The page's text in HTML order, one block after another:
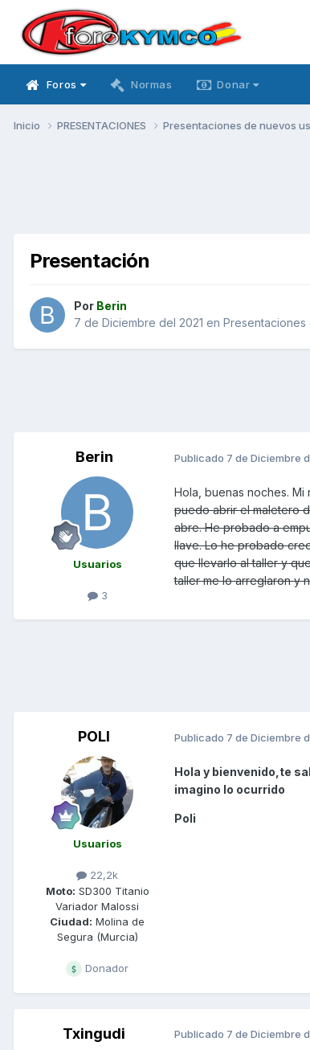
Foros Normas Donar
Inicio PRESENTACIONES Presentaciones de nuevos
Presentación
Por Berin
7 de Diciembre del 2021 en Presentaciones
Berin
Usuarios
3
Publicado 7 de Diciembre
Hola, buenas noches. Mi
puedo abrir el maletero
abre. He probado a
llave. Lo he probado
que llevarlo al taller y
taller me lo arreglaron y
POLI
Usuarios
22,2k
Moto: SD300 Titanio
Variador Malossi
Ciudad: Molina de
Segura (Murcia)
Donador
Publicado 7 de Diciembre
Hola y bienvenido,te
imagino lo ocurrido
Poli
Txingudi Publicado 7 de Diciembre